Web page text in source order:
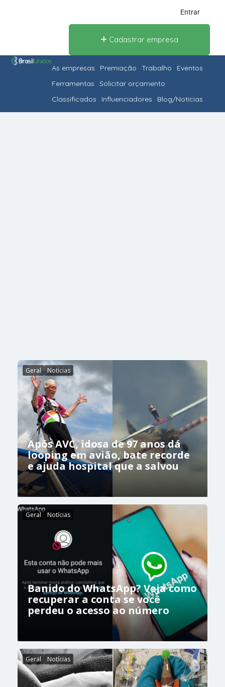
Entrar
Cadastrar empresa
As empresas Premiação Trabalho
Eventos
Ferramentas
Solicitar orçamento
Classificados
Influenciadores Blog/Notícias
Geral Notícias
Após AVC, idosa de 97 anos dá
looping em avião, bate recorde
e ajuda hospital que a salvou
Geral Notícias
Banido do WhatsApp? Veja como
recuperar a conta se você
perdeu o acesso ao número
Geral Notícias